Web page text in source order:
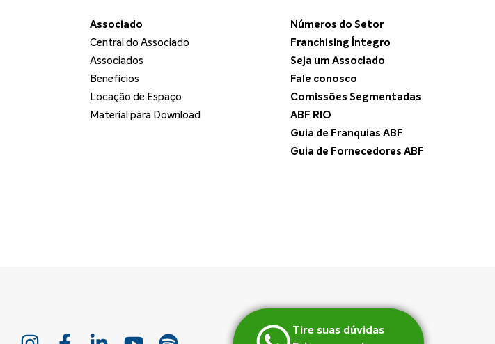
Associado
Central do Associado
Associados
Beneficios
Locação de Espaço
Material para Download
Números do Setor
Franchising Íntegro
Seja um Associado
Fale conosco
Comissões Segmentadas
ABF RIO
Guia de Franquias ABF
Guia de Fornecedores ABF
Tire suas dúvidas